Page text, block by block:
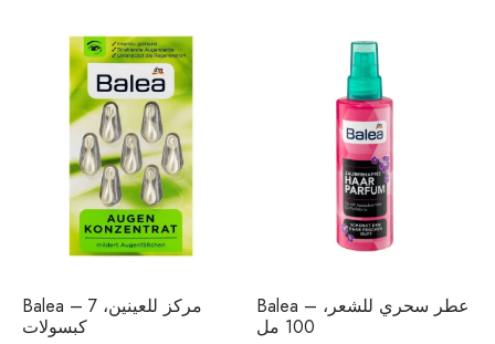
Balea – مركز للعينين، 7
كبسولات
Balea – عطر سحري للشعر،
100 مل